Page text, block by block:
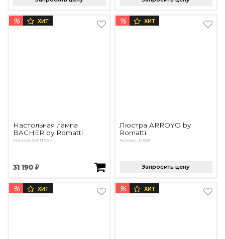
% ХИТ
Настольная лампа
BACHER by Romatti
Артикул: G-511T/WH
31 190 ₽
% ХИТ
Люстра ARROYO by
Romatti
Артикул: L15126
Запросить цену
% ХИТ % ХИТ